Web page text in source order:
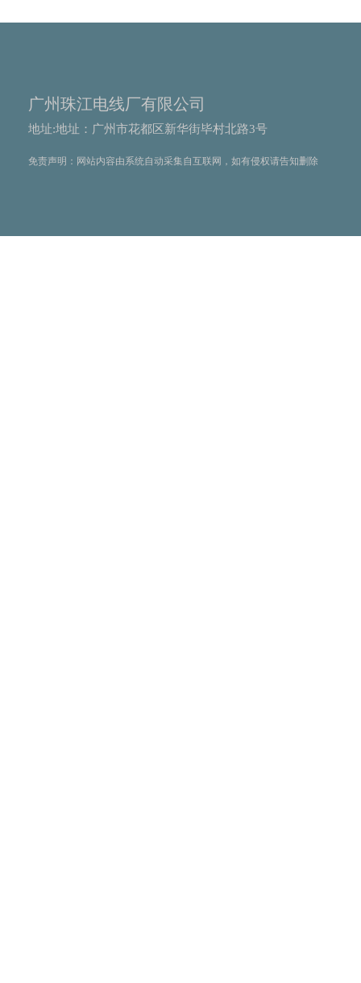
广州珠江电线厂有限公司
地址:地址：广州市花都区新华街毕村北路3号
免责声明：网站内容由系统自动采集自互联网，如有侵权请告知删除